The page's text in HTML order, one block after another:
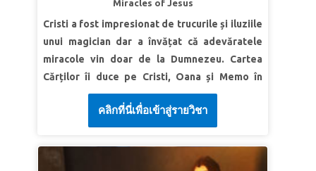
LECȚIA 2 DUMNEZEU L-A TRIMIS PE FIUL
SĂU
vieții mele.
Verset | Sari ca mingea „Căci un Copil ni S-a
Dumnezeu tare, Părintele veşniciilor, Domn al
Miracles of Jesus
Cristi a fost impresionat de trucurile și iluziile
unui magician dar a învățat că adevăratele
miracole vin doar de la Dumnezeu. Cartea
Cărților îi duce pe Cristi, Oana și Memo în
Israelul antic. Fii martor cum Isus vindecă un
om paralizat, liniștește furtuna și cum
eliberează un om de duhuri necurate.
Descoperă cum chiar și cel mai mare dușman
nu se compară cu puterea lui Dumnezeu!
คลิกที่นี่เพื่อเข้าสู่รายวิชา